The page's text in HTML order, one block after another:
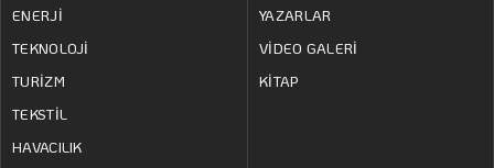
ENERJİ
TEKNOLOJİ
TURİZM
TEKSTİL
HAVACILIK
YAZARLAR
VİDEO GALERİ
KİTAP